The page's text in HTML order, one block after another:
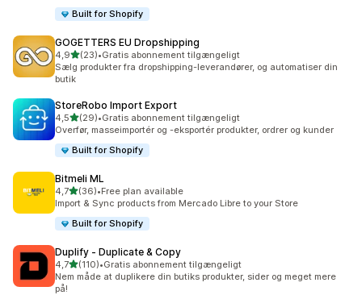
Built for Shopify
GOGETTERS EU Dropshipping
4,9ud af 5 stjerner
(23)
23 anmeldelser i alt
•Gratis abonnement tilgængeligt
Sælg produkter fra dropshipping-leverandører, og automatiser din
butik
StoreRobo Import Export
4,5ud af 5 stjerner
(29)
29 anmeldelser i alt
•Gratis abonnement tilgængeligt
Overfør, masseimportér og -eksportér produkter, ordrer og kunder
Built for Shopify
Bitmeli ML
4,7ud af 5 stjerner
(36)
36 anmeldelser i alt
•Free plan available
Import & Sync products from Mercado Libre to your Store
Built for Shopify
Duplify ‑ Duplicate & Copy
4,7ud af 5 stjerner
(110)
110 anmeldelser i alt
•Gratis abonnement tilgængeligt
Nem måde at duplikere din butiks produkter, sider og meget mere
på!